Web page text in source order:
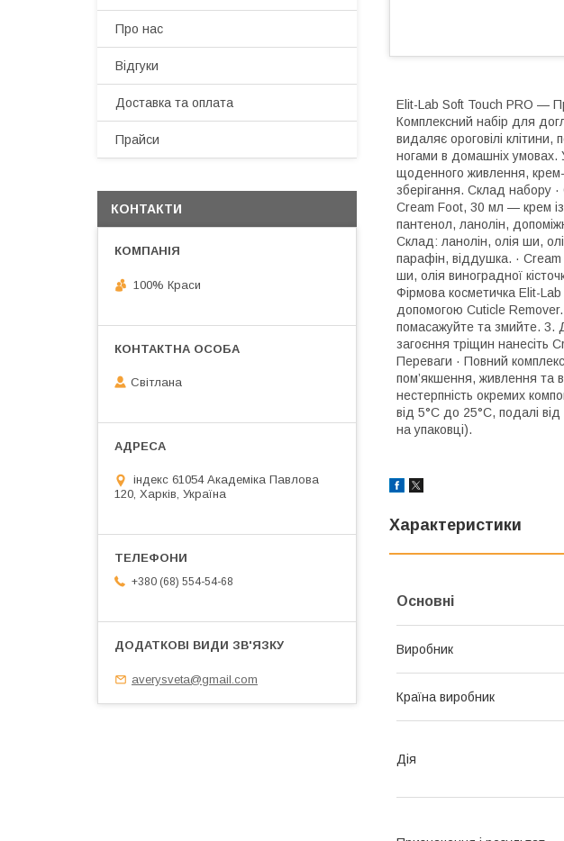
Elit-Lab Soft Touch PRO —
Комплексний набір для
видаляє ороговілі
ногами в домашніх умовах.
щоденного живлення, крем-
зберігання. Склад набору
Cream Foot, 30 мл — крем
пантенол, ланолін,
Склад: ланолін, олія ши,
парафін, віддушка. ·
ши, олія виноградної
Фірмова косметичка Elit-
допомогою Cuticle
помасажуйте та змийте. 3.
загоєння тріщин нанесіть
Переваги · Повний
пом’якшення, живлення та
нестерпність окремих
від 5°C до 25°C, подалі
на упаковці).
Характеристики
Основні
Виробник
Країна виробник
Дія
Про нас
Відгуки
Доставка та оплата
Прайси
КОНТАКТИ
100% Краси
Світлана
індекс 61054 Академіка Павлова
120, Харків, Україна
+380 (68) 554-54-68
averysveta@gmail.com